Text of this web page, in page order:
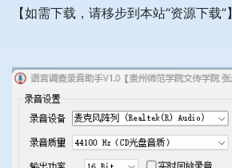
【如需下载，请移步到本站“资源下载”】